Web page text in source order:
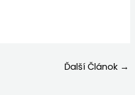
Ďalší Článok →